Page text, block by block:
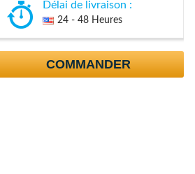
Délai de livraison :
24 - 48 Heures
COMMANDER